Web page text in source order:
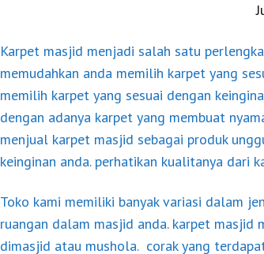
Karpet masjid menjadi salah satu
memudahkan anda memilih karpet yang
memilih karpet yang sesuai dengan
dengan adanya karpet yang membuat
menjual karpet masjid sebagai produk
keinginan anda. perhatikan kualitanya dari
Toko kami memiliki banyak variasi dalam
ruangan dalam masjid anda. karpet masjid
dimasjid atau mushola. corak yang